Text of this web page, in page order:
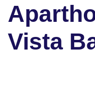
Vista